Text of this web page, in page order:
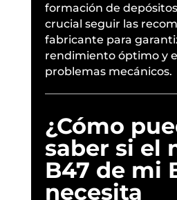
formación de
crucial seguir las
fabricante para
rendimiento óptimo y
problemas mecánicos.
¿Cómo
saber si el
B47 de mi
necesita